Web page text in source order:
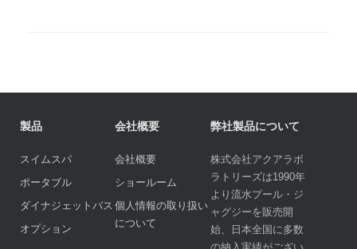
製品
スイムスパ
ポータブル
ダイナジェットバス
オプション
会社概要
会社概要
ショールーム
個人情報の取り扱い
について
弊社製品について
株式会社アクアラボ
ラトリーズは1990年
より流水プール・ジ
ャグジーを販売開
始、日本全国に多数
の納入実績がござい